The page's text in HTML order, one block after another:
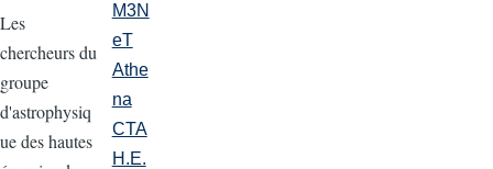
Les
chercheurs du
groupe
d'astrophysiq
ue des hautes
M3N
eT
Athe
na
CTA
H.E.